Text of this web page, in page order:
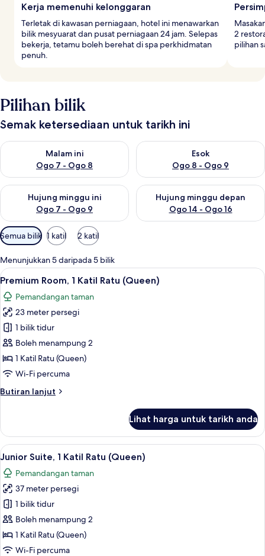
Kerja memenuhi kelonggaran
Terletak di kawasan perniagaan, hotel ini menawarkan
bilik mesyuarat dan pusat perniagaan 24 jam. Selepas
bekerja, tetamu boleh berehat di spa perkhidmatan
penuh.
2
pilihan
Pilihan bilik
Semak ketersediaan untuk tarikh ini
Malam ini
Ogo 7 - Ogo 8
Semak ketersediaan untuk malam ini Ogo 7 - Ogo 8
Esok
Ogo 8 - Ogo 9
Semak ketersediaan untuk
Hujung minggu ini
Ogo 7 - Ogo 9
Semak ketersediaan untuk hujung minggu ini Ogo 7 - Ogo 9
Hujung minggu depan
Ogo 14 - Ogo 16
Semak ketersediaan untuk
Penapis
yang
tersedia
untuk
bilik
Semua bilik 1 katil 2 katil
Menunjukkan 5 daripada 5 bilik
Lihat
semua
foto
untuk
Premium
Room,
1
Katil
(Queen)
Peralatan tempat tidur premium,
6
Premium Room, 1 Katil Ratu (Queen)
Pemandangan taman
23 meter persegi
1 bilik tidur
Boleh menampung 2
1 Katil Ratu (Queen)
Wi-Fi percuma
Butiran lanjut
Butiran
Room,
Katil
(Queen)
Lihat harga untuk tarikh anda
Lihat
semua
foto
untuk
Junior
Suite,
1
Katil
Junior Suite, 1 Katil Ratu (Queen) |
10
Junior Suite, 1 Katil Ratu (Queen)
Pemandangan taman
37 meter persegi
1 bilik tidur
Boleh menampung 2
1 Katil Ratu (Queen)
Wi-Fi percuma